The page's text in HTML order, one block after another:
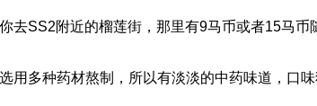
SS2附近的榴莲街，那里有9马币或者15马币
用多种药材熬制，所以有淡淡的中药味道，口